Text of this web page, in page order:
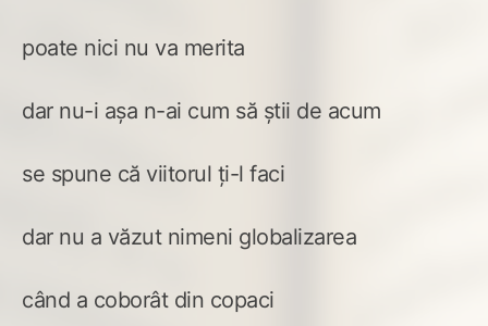
poate nici nu va merita
dar nu-i așa n-ai cum să știi de acum
se spune că viitorul ți-l faci
dar nu a văzut nimeni globalizarea
când a coborât din copaci